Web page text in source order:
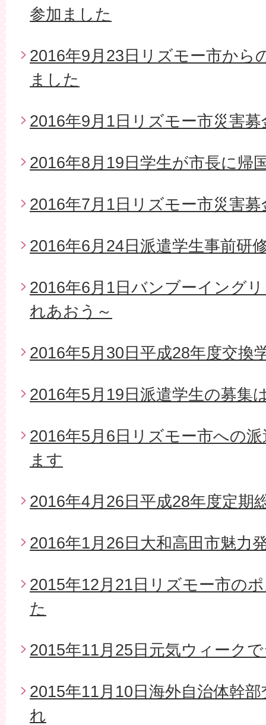
参加ました
2016年9月23日リズモー市から
ました
2016年9月1日リズモー市災害
2016年8月19日学生が市長に帰
2016年7月1日リズモー市災害
2016年6月24日派遣学生事前研
2016年6月1日バンブーイング
れあおう～
2016年5月30日平成28年度交換
2016年5月19日派遣学生の募集
2016年5月6日リズモー市への
ます
2016年4月26日平成28年度定期
2016年1月26日大和高田市魅力
2015年12月21日リズモー市の
た
2015年11月25日元気ウィーク
2015年11月10日海外自治体幹
れ